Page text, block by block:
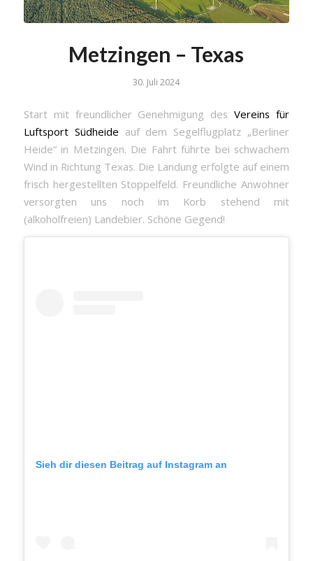
Metzingen – Texas
30. Juli 2024
Start mit freundlicher Genehmigung desVereins für
Luftsport Südheide auf dem Segelflugplatz „Berliner
Heide“ in Metzingen. Die Fahrt führte bei schwachem
Wind in Richtung Texas. Die Landung erfolgte auf einem
frisch hergestellten Stoppelfeld. Freundliche Anwohner
versorgten uns noch im Korb stehend mit
(alkoholfreien) Landebier. Schöne Gegend!
Sieh dir diesen Beitrag auf Instagram an